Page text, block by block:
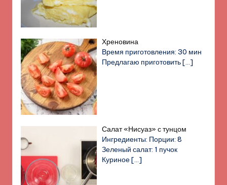
Хреновина
Время приготовления: 30 мин
Предлагаю приготовить[…]
Салат «Нисуаз» с тунцом
Ингредиенты: Порции: 8
Зеленый салат: 1 пучок
Куриное[…]